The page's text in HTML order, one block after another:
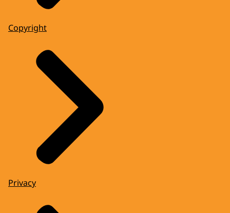
Copyright
Privacy